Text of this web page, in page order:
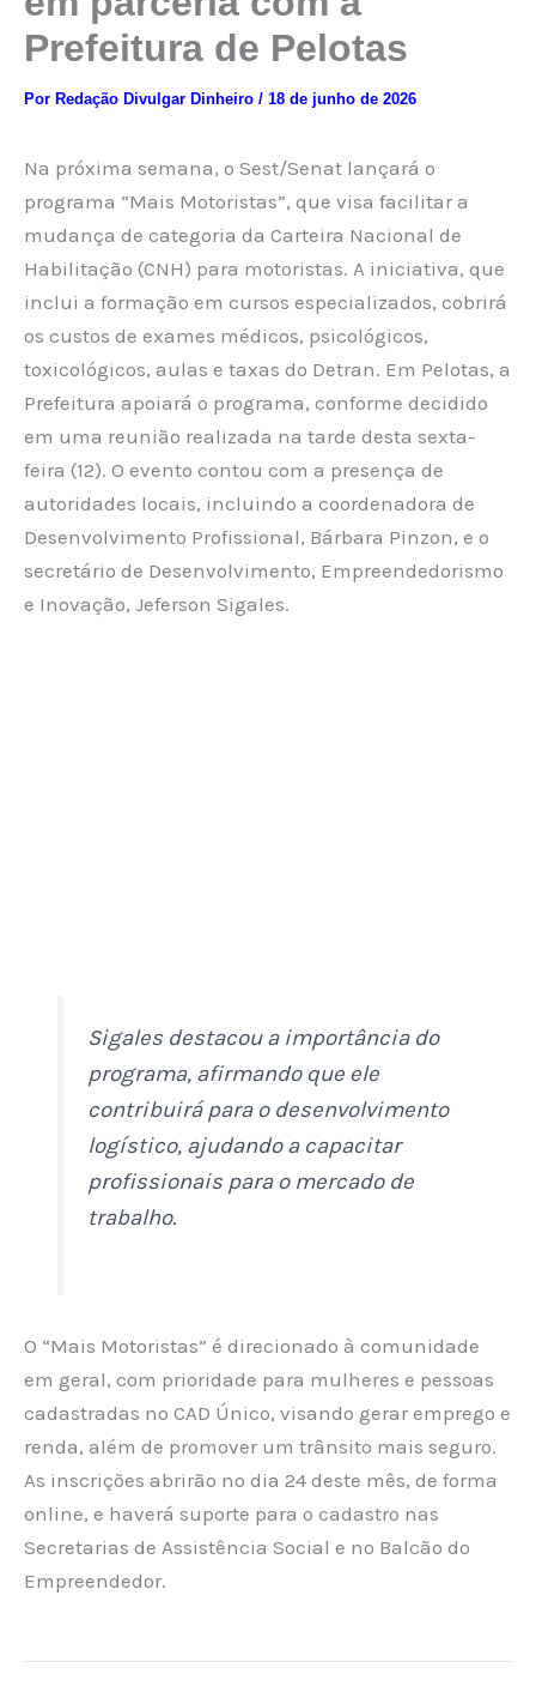
Prefeitura de Pelotas
Por Redação Divulgar Dinheiro / 18 de junho de 2026
Na próxima semana, o Sest/Senat lançará o
programa “Mais Motoristas”, que visa facilitar a
mudança de categoria da Carteira Nacional de
Habilitação (CNH) para motoristas. A iniciativa, que
inclui a formação em cursos especializados, cobrirá
os custos de exames médicos, psicológicos,
toxicológicos, aulas e taxas do Detran. Em Pelotas, a
Prefeitura apoiará o programa, conforme decidido
em uma reunião realizada na tarde desta sexta-
feira (12). O evento contou com a presença de
autoridades locais, incluindo a coordenadora de
Desenvolvimento Profissional, Bárbara Pinzon, e o
secretário de Desenvolvimento, Empreendedorismo
e Inovação, Jeferson Sigales.
Sigales destacou a importância do
programa, afirmando que ele
contribuirá para o desenvolvimento
logístico, ajudando a capacitar
profissionais para o mercado de
trabalho.
O “Mais Motoristas” é direcionado à comunidade
em geral, com prioridade para mulheres e pessoas
cadastradas no CAD Único, visando gerar emprego e
renda, além de promover um trânsito mais seguro.
As inscrições abrirão no dia 24 deste mês, de forma
online, e haverá suporte para o cadastro nas
Secretarias de Assistência Social e no Balcão do
Empreendedor.